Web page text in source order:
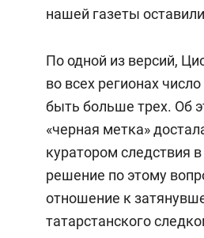
нашей газеты
По одной из версий,
во всех регионах
быть больше трех. Об
«черная метка»
куратором следствия
решение по этому
отношение к
татарстанского